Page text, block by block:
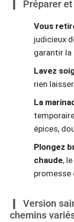
Préparer
Vous
judicieux
garantir la
Lavez
rien
La
épices,
Plongez
chaude,
promesse
Version
chemins